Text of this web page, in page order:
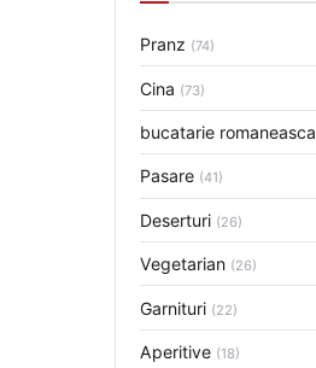
Pranz (74)
Cina (73)
bucatarie romaneasca
Pasare (41)
Deserturi (26)
Vegetarian (26)
Garnituri (22)
Aperitive (18)